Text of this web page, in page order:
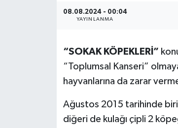
08.08.2024 - 00:04
YAYINLANMA
“SOKAK KÖPEKLERİ”
“Toplumsal Kanseri”
hayvanlarına da zarar
Ağustos 2015 tarihinde biri
diğeri de kulağı çipli 2